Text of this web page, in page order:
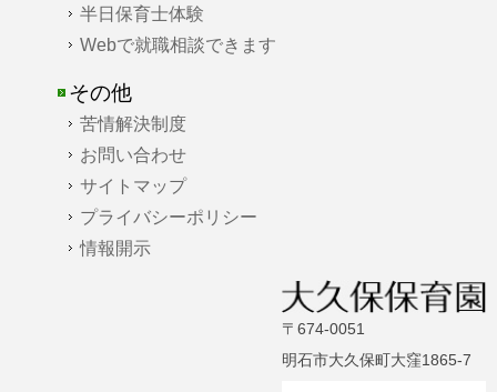
半日保育士体験
Webで就職相談できます
その他
苦情解決制度
お問い合わせ
サイトマップ
プライバシーポリシー
情報開示
〒674-0051
明石市大久保町大窪1865-7